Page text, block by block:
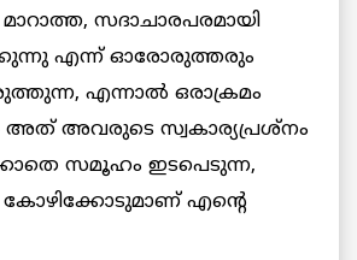
സദാചാരപരമായി
എന്ന് ഓരോരുത്തരും
എന്നാല്‍ ഒരാക്രമം
അത് അവരുടെ സ്വകാര്യപ്രശ്‌നം
സമൂഹം ഇടപെടുന്ന,
കോഴിക്കോടുമാണ് എന്റെ